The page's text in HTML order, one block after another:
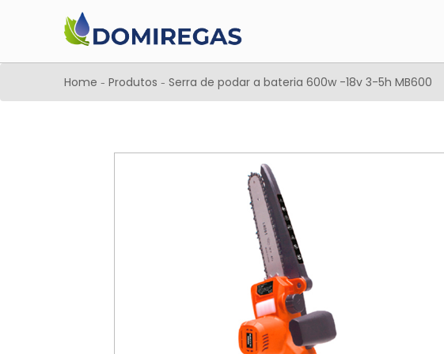
Home - Produtos - Serra de podar a bateria 600w -18v 3-5h MB600